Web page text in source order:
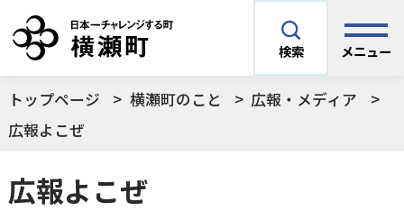
検索 メニュー
安全安心情報
できごとや場面から探す
トップページ 横瀬町のこと
広報・メディア
広報よこぜ
広報よこぜ